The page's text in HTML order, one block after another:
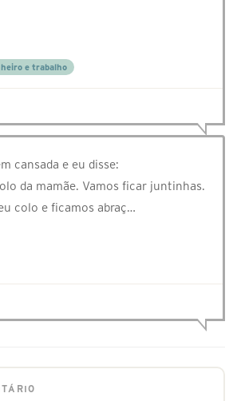
e trabalho
cansada e eu disse:
da mamãe. Vamos ficar juntinhas.
colo e ficamos abraç…